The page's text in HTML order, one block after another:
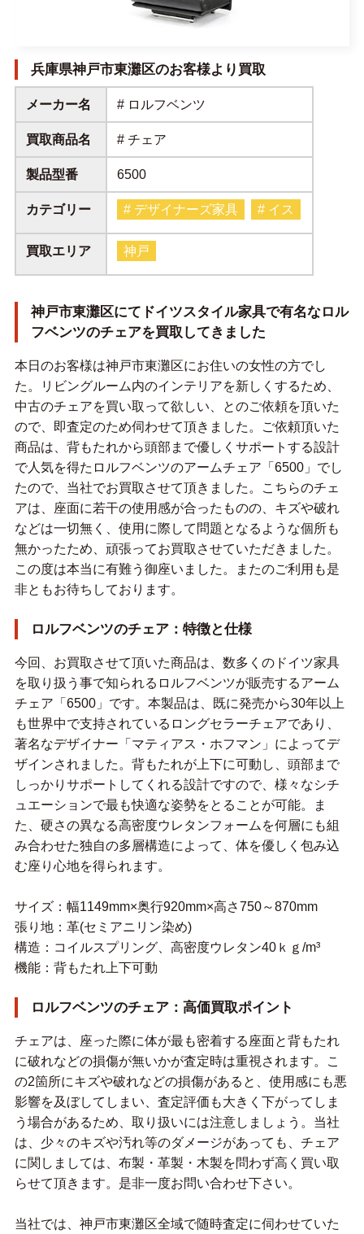
兵庫県神戸市東灘区のお客様より買取
メーカー名 # ロルフベンツ
買取商品名 # チェア
製品型番 6500
カテゴリー # デザイナーズ家具 # イス
買取エリア 神戸
神戸市東灘区にてドイツスタイル家具で有名なロル
フベンツのチェアを買取してきました
本日のお客様は神戸市東灘区にお住いの女性の方でし
た。リビングルーム内のインテリアを新しくするため、
中古のチェアを買い取って欲しい、とのご依頼を頂いた
ので、即査定のため伺わせて頂きました。ご依頼頂いた
商品は、背もたれから頭部まで優しくサポートする設計
で人気を得たロルフベンツのアームチェア「6500」でし
たので、当社でお買取させて頂きました。こちらのチェ
アは、座面に若干の使用感が合ったものの、キズや破れ
などは一切無く、使用に際して問題となるような個所も
無かったため、頑張ってお買取させていただきました。
この度は本当に有難う御座いました。またのご利用も是
非ともお待ちしております。
ロルフベンツのチェア：特徴と仕様
今回、お買取させて頂いた商品は、数多くのドイツ家具
を取り扱う事で知られるロルフベンツが販売するアーム
チェア「6500」です。本製品は、既に発売から30年以上
も世界中で支持されているロングセラーチェアであり、
著名なデザイナー「マティアス・ホフマン」によってデ
ザインされました。背もたれが上下に可動し、頭部まで
しっかりサポートしてくれる設計ですので、様々なシチ
ュエーションで最も快適な姿勢をとることが可能。ま
た、硬さの異なる高密度ウレタンフォームを何層にも組
み合わせた独自の多層構造によって、体を優しく包み込
む座り心地を得られます。
サイズ：幅1149mm×奥行920mm×高さ750～870mm
張り地：革(セミアニリン染め)
構造：コイルスプリング、高密度ウレタン40ｋｇ/m³
機能：背もたれ上下可動
ロルフベンツのチェア：高価買取ポイント
チェアは、座った際に体が最も密着する座面と背もたれ
に破れなどの損傷が無いかが査定時は重視されます。こ
の2箇所にキズや破れなどの損傷があると、使用感にも悪
影響を及ぼしてしまい、査定評価も大きく下がってしま
う場合があるため、取り扱いには注意しましょう。当社
は、少々のキズや汚れ等のダメージがあっても、チェア
に関しましては、布製・革製・木製を問わず高く買い取
らせて頂きます。是非一度お問い合わせ下さい。
当社では、神戸市東灘区全域で随時査定に伺わせていた